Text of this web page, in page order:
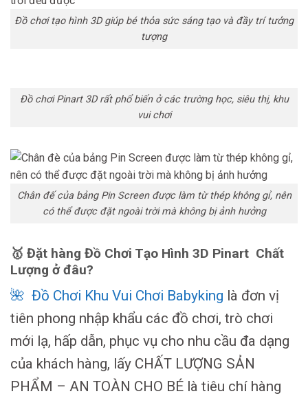
Đồ chơi tạo hình 3D giúp bé thỏa sức sáng tạo và đầy trí tưởng
tượng
Đồ chơi Pinart 3D rất phổ biến ở các trường học, siêu thị, khu
vui chơi
Chân đế của bảng Pin Screen được làm từ thép không gỉ, nên
có thể được đặt ngoài trời mà không bị ảnh hưởng
🥇 Đặt hàng Đồ Chơi Tạo Hình 3D Pinart Chất
Lượng ở đâu?
🌺 Đồ Chơi Khu Vui Chơi Babyking là đơn vị
tiên phong nhập khẩu các đồ chơi, trò chơi
mới lạ, hấp dẫn, phục vụ cho nhu cầu đa dạng
của khách hàng, lấy CHẤT LƯỢNG SẢN
PHẨM – AN TOÀN CHO BÉ là tiêu chí hàng